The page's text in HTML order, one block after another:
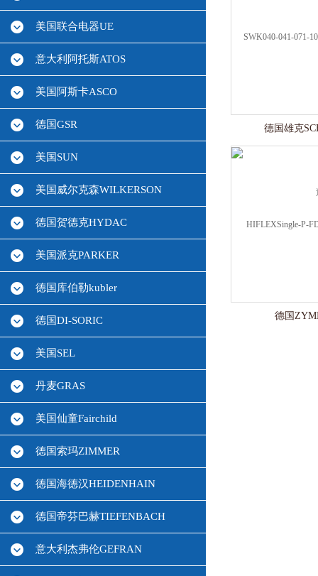
美国联合电器UE
意大利阿托斯ATOS
美国阿斯卡ASCO
德国GSR
美国SUN
美国威尔克森WILKERSON
德国贺德克HYDAC
美国派克PARKER
德国库伯勒kubler
德国DI-SORIC
美国SEL
丹麦GRAS
美国仙童Fairchild
德国索玛ZIMMER
德国海德汉HEIDENHAIN
德国帝芬巴赫TIEFENBACH
意大利杰弗伦GEFRAN
德国雄克
德国